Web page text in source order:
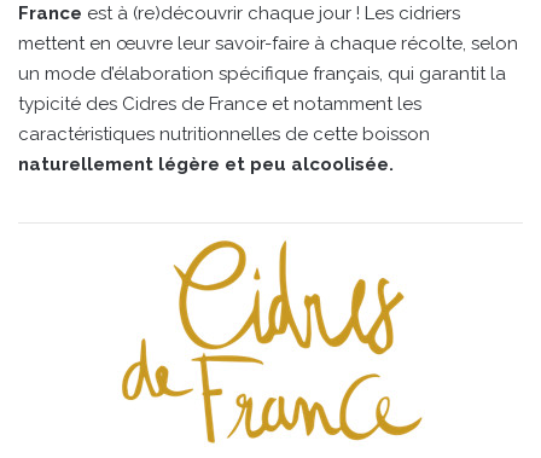
France est à (re)découvrir chaque jour ! Les cidriers
mettent en œuvre leur savoir-faire à chaque récolte, selon
un mode d’élaboration spécifique français, qui garantit la
typicité des Cidres de France et notamment les
caractéristiques nutritionnelles de cette boisson
naturellement légère et peu alcoolisée.